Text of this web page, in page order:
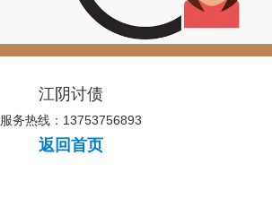
江阴讨债
服务热线：13753756893
返回首页